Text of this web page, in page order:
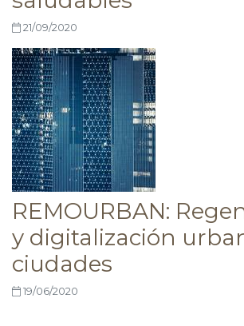
21/09/2020
REMOURBAN:
y digitalización
ciudades
19/06/2020